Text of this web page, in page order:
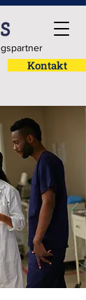
Kontakt